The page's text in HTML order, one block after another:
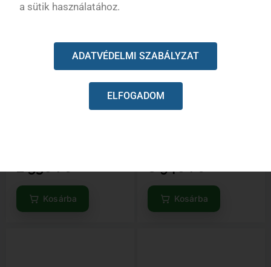
Husqvarna fékszalag 120, 236,
Kosárba
Husqvarna 120, 235, 236, 240
Kosárba
a sütik használatához.
ADATVÉDELMI SZABÁLYZAT
ELFOGADOM